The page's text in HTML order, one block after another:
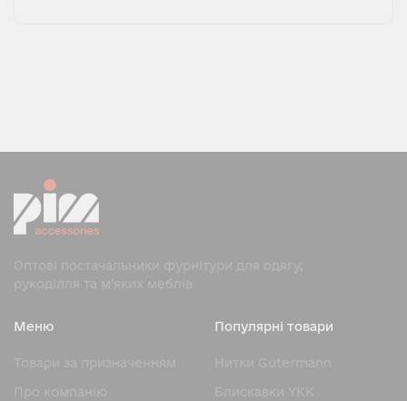
Оптові постачальники фурнітури для одягу,
рукоділля та м’яких меблів
Меню
Товари за призначенням
Про компанію
Популярні товари
Нитки Gutermann
Блискавки YKK